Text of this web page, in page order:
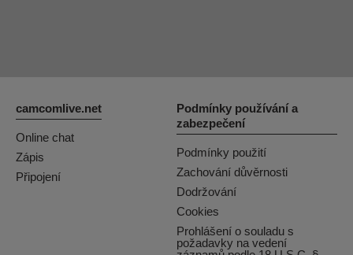
camcomlive.net
Online chat
Zápis
Připojení
Podmínky používání a
zabezpečení
Podmínky použití
Zachování důvěrnosti
Dodržování
Cookies
Prohlášení o souladu s
požadavky na vedení